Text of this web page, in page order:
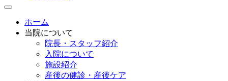
ホーム
当院について
院長・スタッフ紹介
入院について
施設紹介
産後の健診・産後ケア